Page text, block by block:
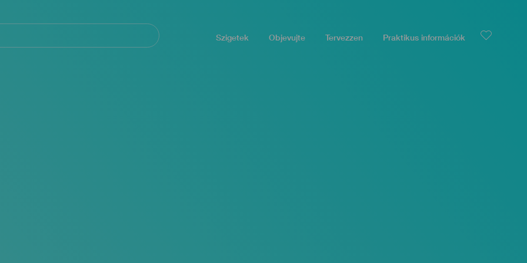
Szigetek Objevujte Tervezzen Praktikus információk